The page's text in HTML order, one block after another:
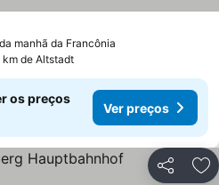
manhã da Francônia
km de Altstadt
os preços
Ver preços
Partilhar